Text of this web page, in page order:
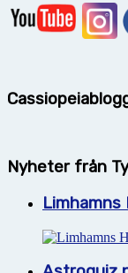
Nyheter från